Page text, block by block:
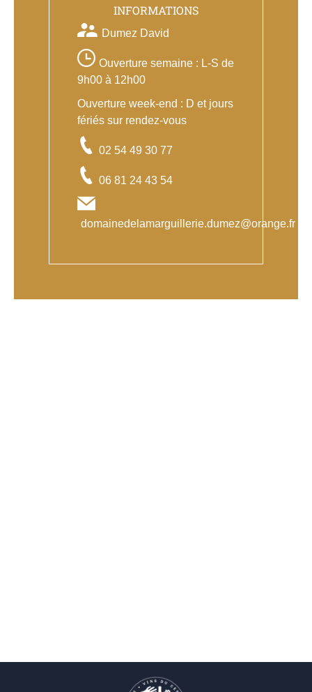
INFORMATIONS
Dumez David
Ouverture semaine : L-S de
9h00 à 12h00
Ouverture week-end : D et jours
fériés sur rendez-vous
02 54 49 30 77
06 81 24 43 54
domainedelamarguillerie.dumez@orange.fr